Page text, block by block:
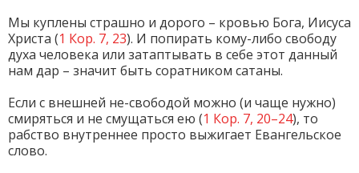
Мы куплены страшно и дорого – кровью Бога, Иисуса
Христа (1 Кор. 7, 23). И попирать кому-либо свободу
духа человека или затаптывать в себе этот данный
нам дар – значит быть соратником сатаны.
Если с внешней не-свободой можно (и чаще нужно)
смиряться и не смущаться ею (1 Кор. 7, 20–24), то
рабство внутреннее просто выжигает Евангельское
слово.